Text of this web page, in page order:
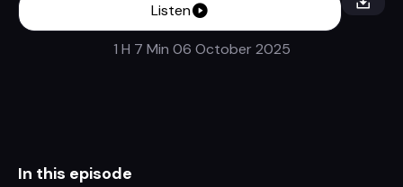
Listen
1 H 7 Min 06 October 2025
In this episode